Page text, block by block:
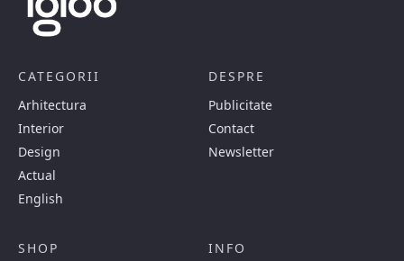
CATEGORII
Arhitectura
Interior
Design
Actual
English
DESPRE
Publicitate
Contact
Newsletter
SHOP
INFO